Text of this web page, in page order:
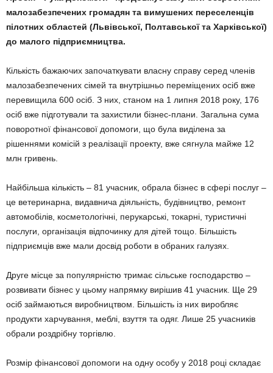
малозабезпечених громадян та вимушених переселенців
пілотних областей (Львівської, Полтавської та Харківської)
до малого підприємництва.
Кількість бажаючих започаткувати власну справу серед членів
малозабезпечених сімей та внутрішньо переміщених осіб вже
перевищила 600 осіб. З них, станом на 1 липня 2018 року, 176
осіб вже підготували та захистили бізнес-плани. Загальна сума
поворотної фінансової допомоги, що була виділена за
рішеннями комісій з реалізації проекту, вже сягнула майже 12
млн гривень.
Найбільша кількість – 81 учасник, обрала бізнес в сфері послуг –
це ветеринарна, видавнича діяльність, будівництво, ремонт
автомобілів, косметологічні, перукарські, токарні, туристичні
послуги, організація відпочинку для дітей тощо. Більшість
підприємців вже мали досвід роботи в обраних галузях.
Друге місце за популярністю тримає сільське господарство –
розвивати бізнес у цьому напрямку вирішив 41 учасник. Ще 29
осіб займаються виробництвом. Більшість із них виробляє
продукти харчування, меблі, взуття та одяг. Лише 25 учасників
обрали роздрібну торгівлю.
Розмір фінансової допомоги на одну особу у 2018 році складає